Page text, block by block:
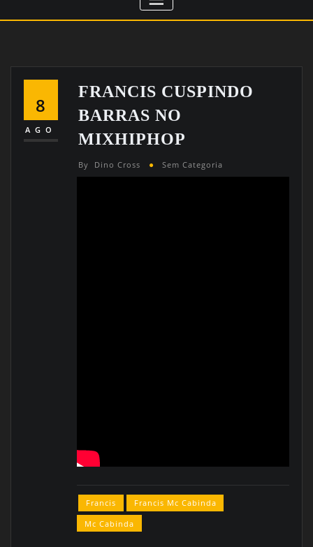
8
AGO
FRANCIS CUSPINDO
BARRAS NO
MIXHIPHOP
By Dino Cross Sem Categoria
Francis
Francis Mc Cabinda
Mc Cabinda